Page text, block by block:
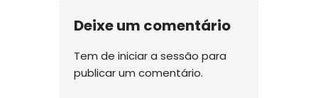
Deixe um comentário
Tem de iniciar a sessão para
publicar um comentário.